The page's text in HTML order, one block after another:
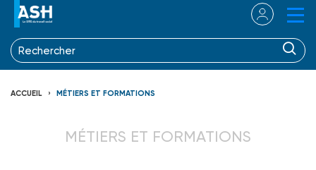
ACCUEIL MÉTIERS ET FORMATIONS
MÉTIERS ET FORMATIONS